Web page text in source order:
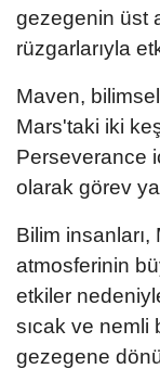
gezegenin üst
rüzgarlarıyla
Maven,
Mars'taki iki
Perseverance
olarak görev
Bilim insanları,
atmosferinin
etkiler
sıcak ve nemli
gezegene